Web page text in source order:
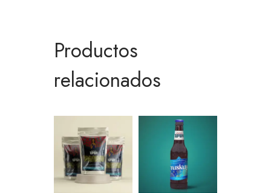
Productos
relacionados